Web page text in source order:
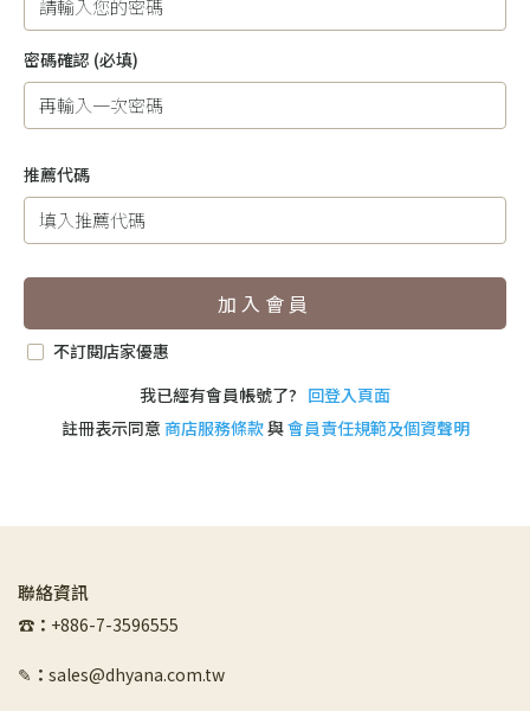
密碼確認 (必填)
推薦代碼
加入會員
不訂閱店家優惠
我已經有會員帳號了? 回登入頁面
註冊表示同意 商店服務條款與會員責任規範及個資聲明
聯絡資訊
☎︎ ： +886-7-3596555
✎ ： sales@dhyana.com.tw